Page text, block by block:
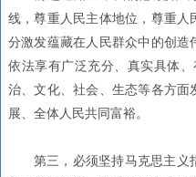
线，尊重人民主体地位，尊重
分激发蕴藏在人民群众中的创
依法享有广泛充分、真实具体
治、文化、社会、生态等各方
展、全体人民共同富裕。
第三，必须坚持马克思主义